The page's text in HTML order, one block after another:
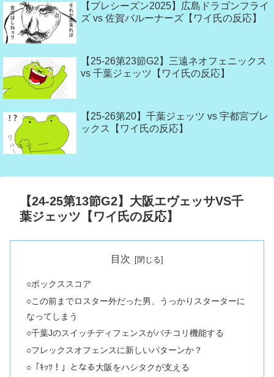
【プレシーズン2025】広島ドラゴンフライ
ズ vs 佐賀バルーナーズ【ワイ氏の反応】
【25-26第23節G2】三遠ネオフェニックス
vs 千葉ジェッツ【ワイ氏の反応】
【25-26第20】千葉ジェッツ vs 宇都宮ブレ
ックス【ワイ氏の反応】
【24-25第13節G2】大阪エヴェッサVS千
葉ジェッツ【ワイ氏の反応】
目次
○ボックススコア
○この前までロスター外だった男、うっかりスターターに
なってしまう
○千葉Jのスイッチディフェンスがバチコリ機能する
○フレックスオフェンスに新しいパターンか？
○「ｷｯﾂ！」となる大阪をハシタクが支える